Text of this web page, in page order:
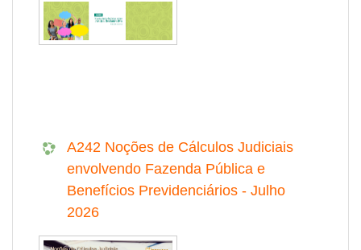
A242 Noções de Cálculos Judiciais
envolvendo Fazenda Pública e
Benefícios Previdenciários - Julho
2026